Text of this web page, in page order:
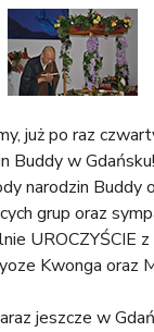
już po raz
Buddy w Gdańsku!
narodzin Buddy
grup oraz
UROCZYŚCIE z
Kwonga oraz
jeszcze w